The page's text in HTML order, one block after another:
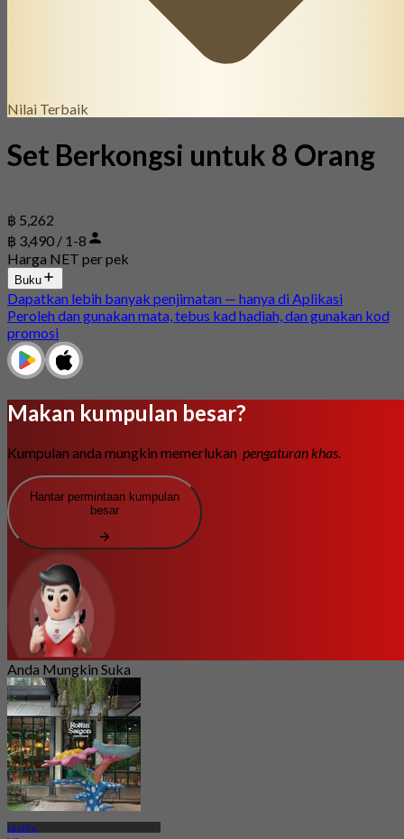
Nilai Terbaik
Set Berkongsi untuk 8 Orang
฿ 5,262
฿ 3,490 / 1-8
Harga NET per pek
Buku
Dapatkan lebih banyak penjimatan — hanya di Aplikasi
Peroleh dan gunakan mata, tebus kad hadiah, dan gunakan kod
promosi
Makan kumpulan besar?
Kumpulan anda mungkin memerlukan pengaturan khas.
Hantar permintaan kumpulan
besar
Anda Mungkin Suka
Lasalle